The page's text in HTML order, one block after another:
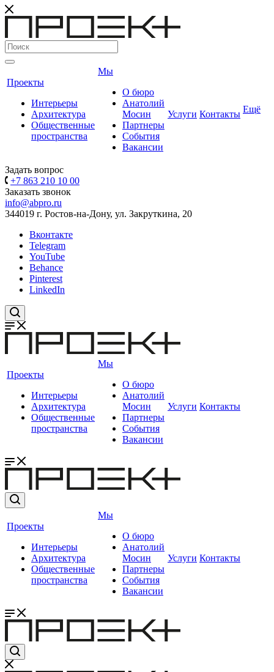
Проекты
Интерьеры
Архитектура
Общественные
пространства
Мы
О бюро
Анатолий
Мосин
Партнеры
События
Вакансии
Услуги Контакты Ещё
Задать вопрос
+7 863 210 10 00
Заказать звонок
info@abpro.ru
344019 г. Ростов-на-Дону, ул. Закруткина, 20
Вконтакте
Telegram
YouTube
Behance
Pinterest
LinkedIn
Проекты
Интерьеры
Архитектура
Общественные
пространства
Мы
О бюро
Анатолий
Мосин
Партнеры
События
Вакансии
Услуги Контакты
Проекты
Интерьеры
Архитектура
Общественные
пространства
Мы
О бюро
Анатолий
Мосин
Партнеры
События
Вакансии
Услуги Контакты